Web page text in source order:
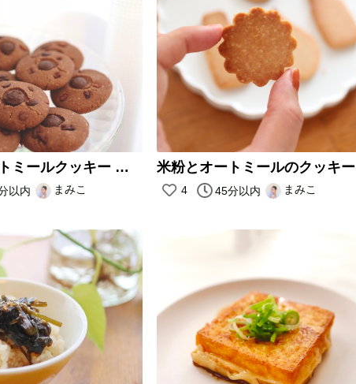
米粉とオートミールクッキー カカオVer
以内 まみこ
米粉とオートミールのクッキー
4 45分以内 まみこ